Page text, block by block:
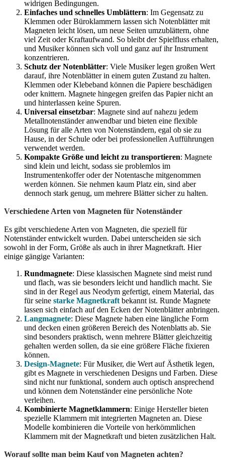
widrigen Bedingungen.
Einfaches und schnelles Umblättern: Im Gegensatz zu
Klemmen oder Büroklammern lassen sich Notenblätter mit
Magneten leicht lösen, um neue Seiten umzublättern, ohne
viel Zeit oder Kraftaufwand. So bleibt der Spielfluss erhalten,
und Musiker können sich voll und ganz auf ihr Instrument
konzentrieren.
Schutz der Notenblätter: Viele Musiker legen großen Wert
darauf, ihre Notenblätter in einem guten Zustand zu halten.
Klemmen oder Klebeband können die Papiere beschädigen
oder knittern. Magnete hingegen greifen das Papier nicht an
und hinterlassen keine Spuren.
Universal einsetzbar: Magnete sind auf nahezu jedem
Metallnotenständer anwendbar und bieten eine flexible
Lösung für alle Arten von Notenständern, egal ob sie zu
Hause, in der Schule oder bei professionellen Aufführungen
verwendet werden.
Kompakte Größe und leicht zu transportieren: Magnete
sind klein und leicht, sodass sie problemlos im
Instrumentenkoffer oder der Notentasche mitgenommen
werden können. Sie nehmen kaum Platz ein, sind aber
dennoch stark genug, um mehrere Blätter sicher zu halten.
Verschiedene Arten von Magneten für Notenständer
Es gibt verschiedene Arten von Magneten, die speziell für
Notenständer entwickelt wurden. Dabei unterscheiden sie sich
sowohl in der Form, Größe als auch in ihrer Magnetkraft. Hier
einige gängige Varianten:
Rundmagnete: Diese klassischen Magnete sind meist rund
und flach, was sie besonders leicht und handlich macht. Sie
sind in der Regel aus Neodym gefertigt, einem Material, das
für seine starke Magnetkraft bekannt ist. Runde Magnete
lassen sich einfach auf den Ecken der Notenblätter anbringen.
Langmagnete: Diese Magnete haben eine längliche Form
und decken einen größeren Bereich des Notenblatts ab. Sie
sind besonders praktisch, wenn mehrere Blätter gleichzeitig
gehalten werden sollen, da sie eine größere Fläche fixieren
können.
Design-Magnete: Für Musiker, die Wert auf Ästhetik legen,
gibt es Magnete in verschiedenen Designs und Farben. Diese
sind nicht nur funktional, sondern auch optisch ansprechend
und können dem Notenständer eine persönliche Note
verleihen.
Kombinierte Magnetklammern: Einige Hersteller bieten
spezielle Klammern mit integrierten Magneten an. Diese
Modelle kombinieren die Vorteile von herkömmlichen
Klammern mit der Magnetkraft und bieten zusätzlichen Halt.
Worauf sollte man beim Kauf von Magneten achten?